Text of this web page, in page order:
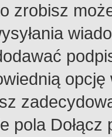
zrobisz
pola